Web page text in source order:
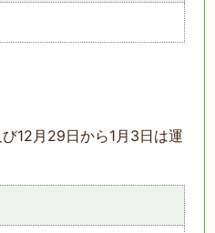
12月29日から1月3日は運